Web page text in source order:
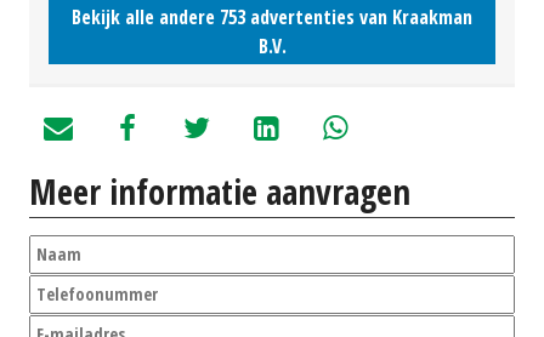
Bekijk alle andere 753 advertenties van Kraakman
B.V.
Meer informatie aanvragen